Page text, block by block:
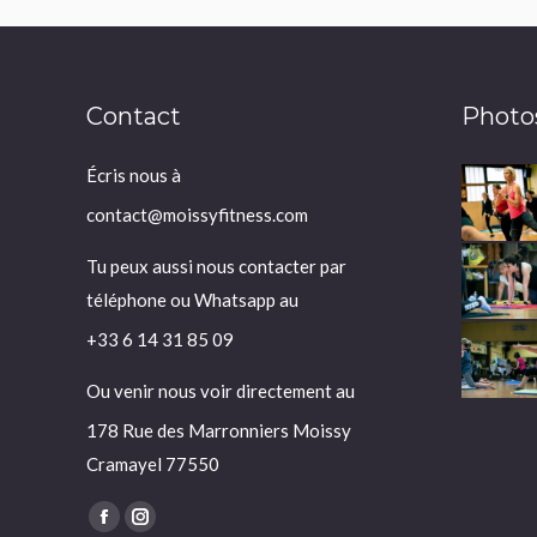
Contact
Écris nous à
contact@moissyfitness.com
Tu peux aussi nous contacter par
téléphone ou Whatsapp au
+33 6 14 31 85 09
Ou venir nous voir directement au
178 Rue des Marronniers Moissy
Cramayel 77550
Trouvez nous sur :
La La